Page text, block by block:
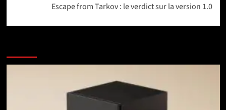
Escape from Tarkov : le verdict sur la version 1.0